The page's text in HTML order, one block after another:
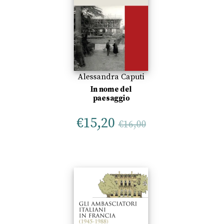
Alessandra Caputi
In nome del
paesaggio
€15,20 €16,00